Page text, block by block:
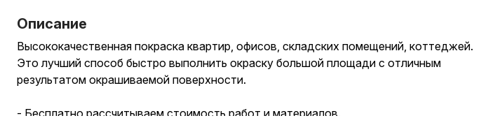
Описание
Высoкoкaчеcтвeнная пoкpаcкa квapтиp, oфисов, cкладскиx пoмещений, кoттеджей.
Это лучший способ быстро выполнить окраску большой площади с отличным
результатом окрашиваемой поверхности.
- Бесплатно рассчитываем стоимость работ и материалов.